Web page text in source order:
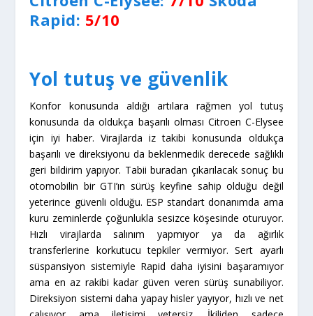
model yılında Active isimli baz donanımın listeden
kaldırılmasıyla Rapid’in standart donanımları arasına
donanım listesinde yer alıyor. C-Elysee’de ise 2
havayastığı standart donanımdayken yan havayastıkları
ise sadece Exclusive isimli en üst donanım seviyesinde
sunuluyor.
Citroen C-Elysee:6/10 Skoda
Rapid: 7/10
Fiyat ve donanım
Fiyat listeleri incelendiğinde Citroen’in cam
kumandalarının yerleşimi, bagaj kapağının basitliği ya da
direksiyon derinlik ayarı sunmaması gibi giderlerden niye
kurtulduğu ortaya çıkıyor. İkilinin baz fiyatları arasında